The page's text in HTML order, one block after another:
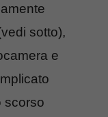
sotto),
e
scorso